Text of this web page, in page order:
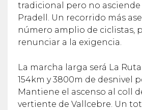
tradicional pero no asciende
Pradell. Un recorrido más
número amplio de ciclistas,
renunciar a la exigencia.
La marcha larga será La
154km y 3800m de desnivel
Mantiene el ascenso al coll
vertiente de Vallcebre. Un